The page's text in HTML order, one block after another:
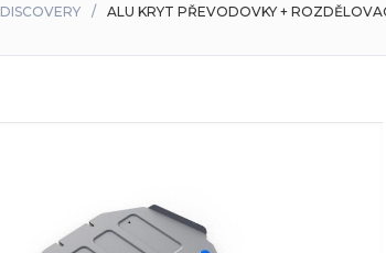
DISCOVERY ALU KRYT PŘEVODOVKY +